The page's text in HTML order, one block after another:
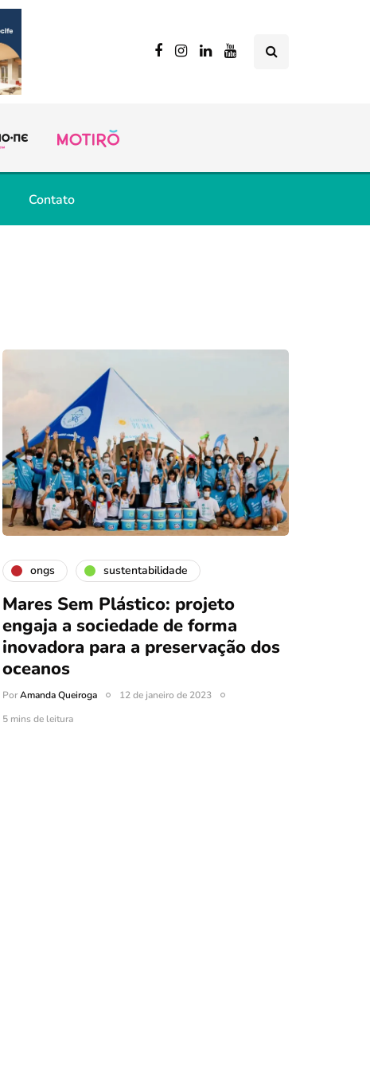
Contato
ongs sustentabilidade
Mares Sem Plástico: projeto
engaja a sociedade de forma
inovadora para a preservação dos
oceanos
PorAmanda Queiroga
12 de janeiro de 2023
5 mins de leitura